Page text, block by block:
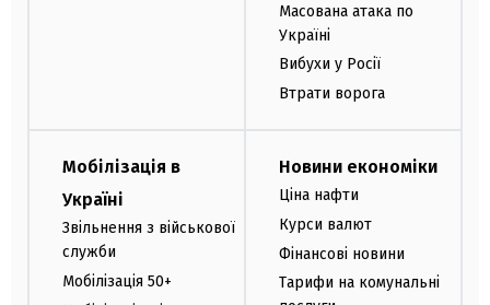
Масована атака по
Україні
Вибухи у Росії
Втрати ворога
Мобілізація в
Україні
Звільнення з військової
служби
Мобілізація 50+
Новини економіки
Ціна нафти
Курси валют
Фінансові новини
Тарифи на комунальні